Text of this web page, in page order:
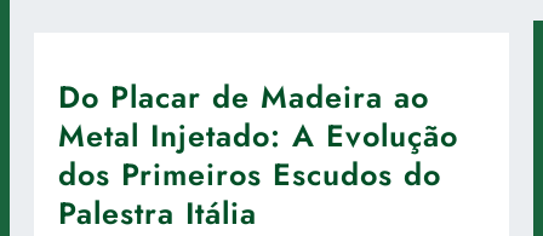
Do Placar de Madeira ao
Metal Injetado: A Evolução
dos Primeiros Escudos do
Palestra Itália